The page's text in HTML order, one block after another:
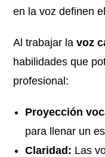
en la voz definen
Al trabajar lavoz
habilidades que
profesional:
Proyección
para llenar un
Claridad: Las